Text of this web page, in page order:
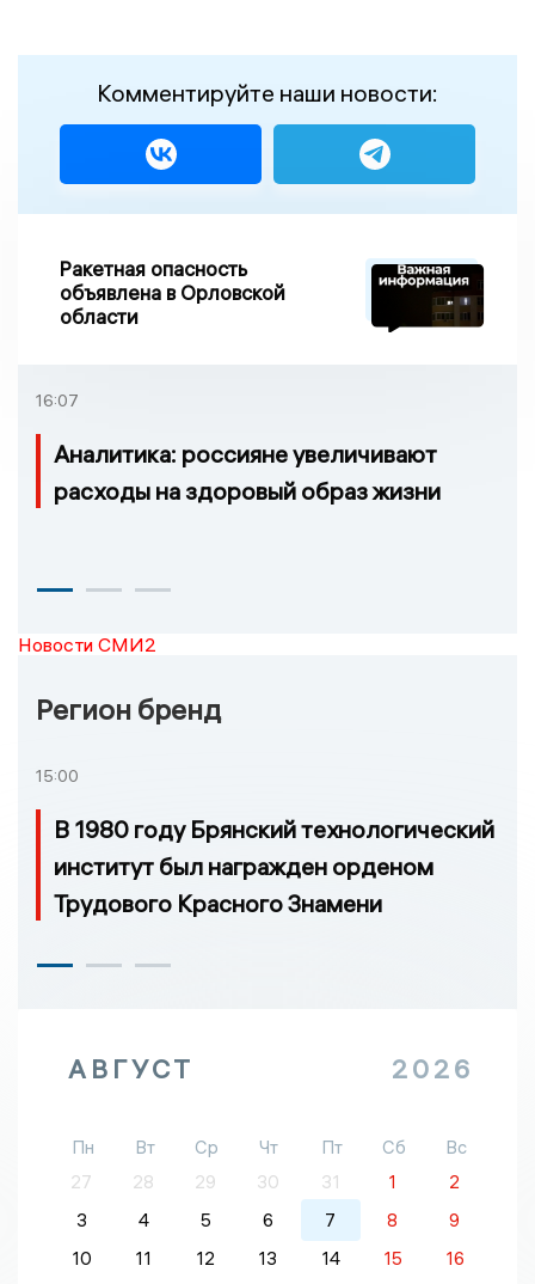
Комментируйте наши новости:
Ракетная опасность
объявлена в Орловской
области
16:07
Аналитика: россияне увеличивают
расходы на здоровый образ жизни
Новости СМИ2
Регион бренд
15:00
В 1980 году Брянский технологический
институт был награжден орденом
Трудового Красного Знамени
АВГУСТ 2026
Пн Вт Ср Чт Пт Сб
Вс
27
28 29 30 31 1
2
3
4 5 6 7 8
9
10
11 12 13 14 15
16